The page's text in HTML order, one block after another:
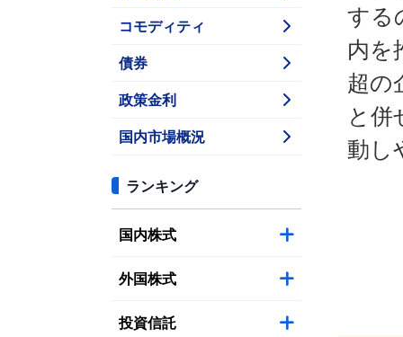
コモディティ
債券
政策金利
国内市場概況
ランキング
国内株式
外国株式
投資信託
する
内を
超の
と併
動し